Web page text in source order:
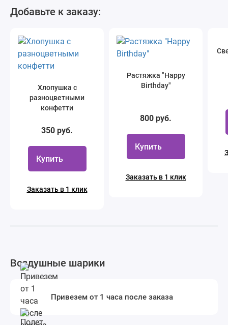
Добавьте к заказу:
Хлопушка с
разноцветными
конфетти
350 руб.
Купить
Заказать в 1 клик
Растяжка "Happy
Birthday"
800 руб.
Купить
Заказать в 1 клик
Воздушные шарики
Привезем от 1 часа после заказа